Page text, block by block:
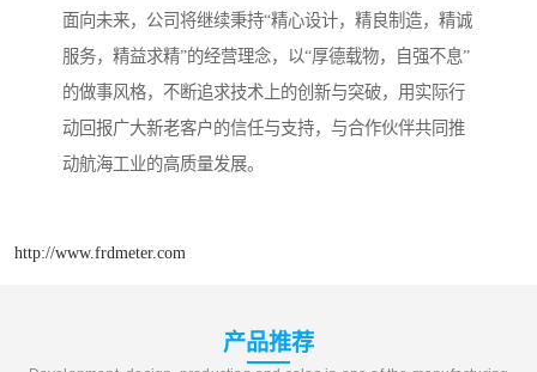
面向未来，公司将继续秉持“精心设计，精良制造，精诚
服务，精益求精”的经营理念，以“厚德载物，自强不息”
的做事风格，不断追求技术上的创新与突破，用实际行
动回报广大新老客户的信任与支持，与合作伙伴共同推
动航海工业的高质量发展。
http://www.frdmeter.com
产品推荐